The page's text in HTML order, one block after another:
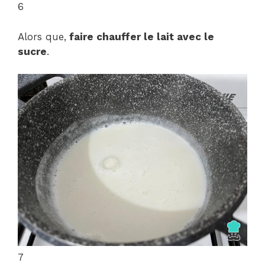
6
Alors que, faire chauffer le lait avec le
sucre.
7